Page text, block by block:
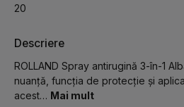
20
Descriere
ROLLAND Spray antirugină 3-în-1
nuanță, funcția de protecție și
acest… Mai mult